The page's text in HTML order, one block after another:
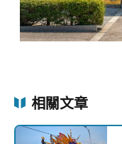
相關文章